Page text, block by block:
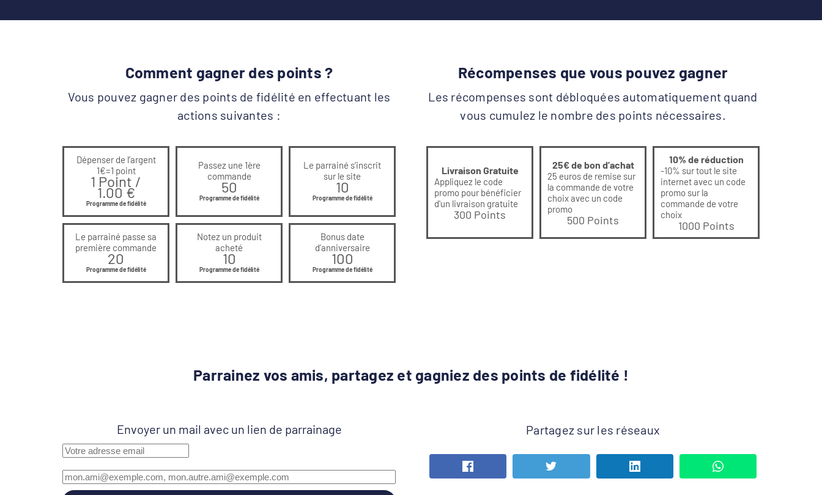
Comment gagner des points ?
Vous pouvez gagner des points de fidélité en effectuant les
actions suivantes :
Dépenser de l’argent
1€=1 point
1 Point /
1.00€
Programme de fidélité
Passez une 1ère
commande
50
Programme de fidélité
Le parrainé s’inscrit
sur le site
10
Programme de fidélité
Le parrainé passe sa
première commande
20
Programme de fidélité
Notez un produit
acheté
10
Programme de fidélité
Bonus date
d’anniversaire
100
Programme de fidélité
Récompenses que vous pouvez gagner
Les récompenses sont débloquées automatiquement quand
vous cumulez le nombre des points nécessaires.
Livraison Gratuite
Appliquez le code
promo pour bénéficier
d'un livraison gratuite
300 Points
25€ de bon d’achat
25 euros de remise sur
la commande de votre
choix avec un code
promo
500 Points
10% de réduction
-10% sur tout le site
internet avec un code
promo sur la
commande de votre
choix
1000 Points
Parrainez vos amis, partagez et gagniez des points de fidélité !
Envoyer un mail avec un lien de parrainage Partagez sur les réseaux